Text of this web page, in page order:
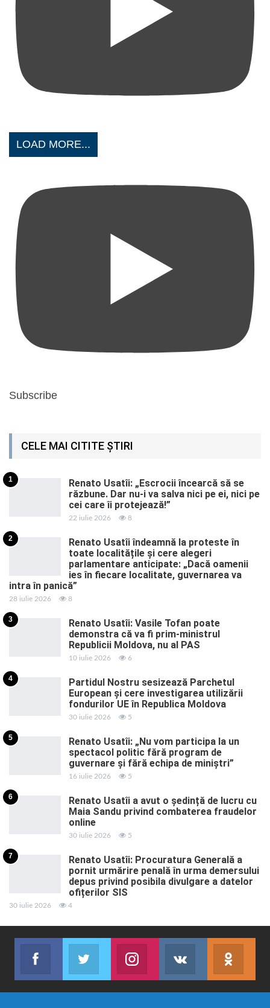
LOAD MORE...
Subscribe
CELE MAI CITITE ȘTIRI
1
Renato Usatîi: „Escrocii încearcă să se
răzbune. Dar nu-i va salva nici pe ei, nici pe
cei care îi protejează!”
22 iulie 2026 8
2
Renato Usatîi îndeamnă la proteste în
toate localitățile și cere alegeri
parlamentare anticipate: „Dacă oamenii
ies în fiecare localitate, guvernarea va
intra în panică”
28 iulie 2026 8
3
Renato Usatîi: Vasile Tofan poate
demonstra că va fi prim-ministrul
Republicii Moldova, nu al PAS
10 iulie 2026 6
4
Partidul Nostru sesizează Parchetul
European și cere investigarea utilizării
fondurilor UE în Republica Moldova
30 iulie 2026 5
5
Renato Usatîi: „Nu vom participa la un
spectacol politic fără program de
guvernare și fără echipa de miniștri”
16 iulie 2026 5
6
Renato Usatîi a avut o ședință de lucru cu
Maia Sandu privind combaterea fraudelor
online
30 iulie 2026 5
7
Renato Usatîi: Procuratura Generală a
pornit urmărire penală în urma demersului
depus privind posibila divulgare a datelor
ofițerilor SIS
30 iulie 2026 4
Facebook
Abonează-te
Twitter
Join us on TwitterJoin us on Instagram
Abonează-te